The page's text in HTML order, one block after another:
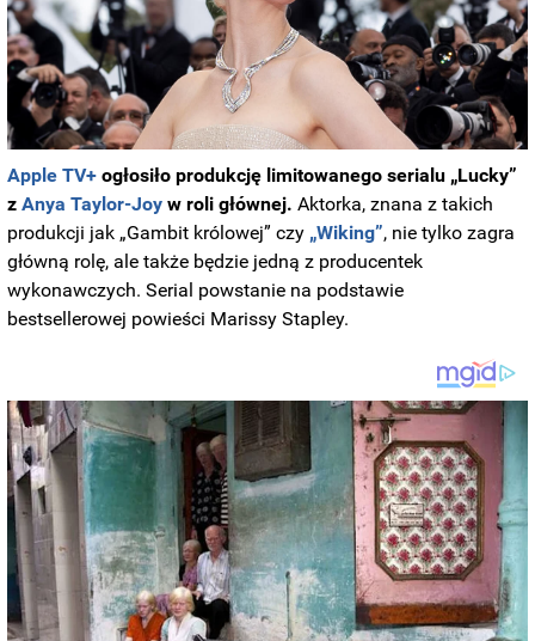
Apple TV+ ogłosiło produkcję limitowanego serialu „Lucky”
zAnya Taylor-Joy w roli głównej. Aktorka, znana z takich
produkcji jak „Gambit królowej” czy „Wiking”, nie tylko zagra
główną rolę, ale także będzie jedną z producentek
wykonawczych. Serial powstanie na podstawie
bestsellerowej powieści Marissy Stapley.